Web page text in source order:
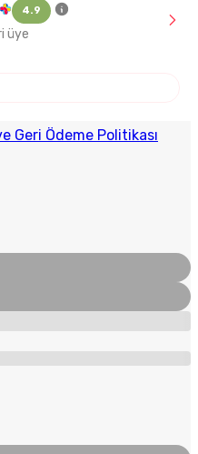
4.9
üye
Geri Ödeme Politikası